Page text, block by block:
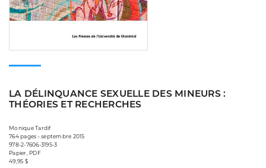
LA DÉLINQUANCE SEXUELLE DES MINEURS :
THÉORIES ET RECHERCHES
Monique Tardif
764 pages • septembre 2015
978-2-7606-3195-3
Papier, PDF
49,95 $